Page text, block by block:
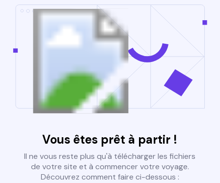
Vous êtes prêt à partir !
Il ne vous reste plus qu'à télécharger les fichiers
de votre site et à commencer votre voyage.
Découvrez comment faire ci-dessous :